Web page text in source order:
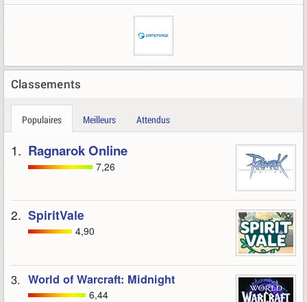
Classements
Populaires Meilleurs Attendus
1. Ragnarok Online
7,26
2. SpiritVale
4,90
3. World of Warcraft: Midnight
6,44